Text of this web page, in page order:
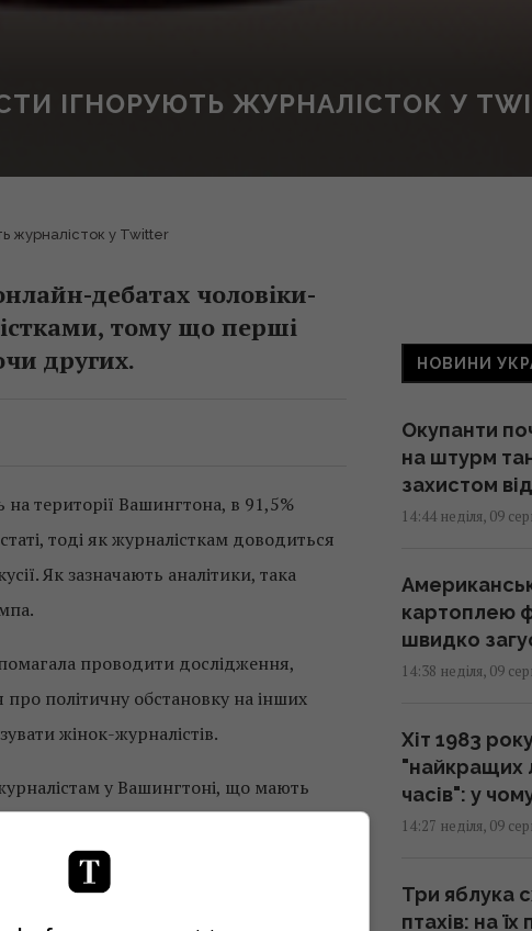
ІГНОРУЮТЬ ЖУРНАЛІСТОК У
журналісток у Twitter
дебатах чоловіки-
тому що перші
других.
території Вашингтона, в 91,5%
тоді як журналісткам доводиться
Як зазначають аналітики, така
проводити дослідження,
політичну обстановку на інших
жінок-журналістів.
у Вашингтоні, що мають
твітять, відповідають на твіти
що показує, що жінки не
НОВИНИ
Окупанти
на штурм
захистом
14:44 неділя, 09
картоплею
швидко
14:38 неділя, 09
Хіт 1983
"найкращих
часів": у
14:27 неділя, 09
Три яблука
птахів: на